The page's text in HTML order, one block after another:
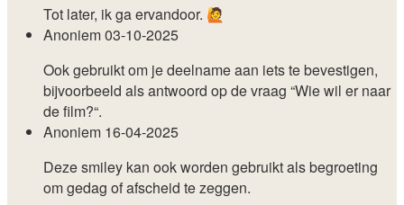
Tot later, ik ga ervandoor. 🙋️
Anoniem03-10-2025
Ook gebruikt om je deelname aan iets te bevestigen,
bijvoorbeeld als antwoord op de vraag “Wie wil er naar
de film?“.
Anoniem 16-04-2025
Deze smiley kan ook worden gebruikt als begroeting
om gedag of afscheid te zeggen.